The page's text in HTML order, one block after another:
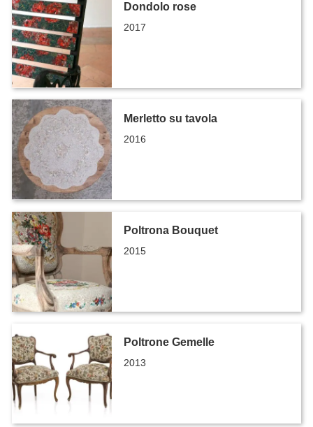
Dondolo rose
2017
Merletto su tavola
2016
Poltrona Bouquet
2015
Poltrone Gemelle
2013